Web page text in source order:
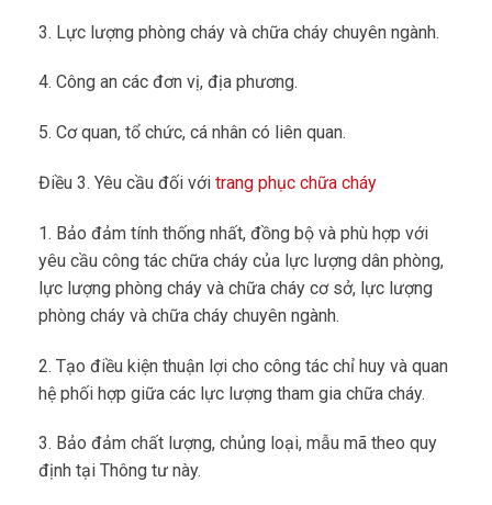
3. Lực lượng phòng cháy và chữa cháy chuyên ngành.
4. Công an các đơn vị, địa phương.
5. Cơ quan, tổ chức, cá nhân có liên quan.
Điều 3. Yêu cầu đối với trang phục chữa cháy
1. Bảo đảm tính thống nhất, đồng bộ và phù hợp với
yêu cầu công tác chữa cháy của lực lượng dân phòng,
lực lượng phòng cháy và chữa cháy cơ sở, lực lượng
phòng cháy và chữa cháy chuyên ngành.
2. Tạo điều kiện thuận lợi cho công tác chỉ huy và quan
hệ phối hợp giữa các lực lượng tham gia chữa cháy.
3. Bảo đảm chất lượng, chủng loại, mẫu mã theo quy
định tại Thông tư này.